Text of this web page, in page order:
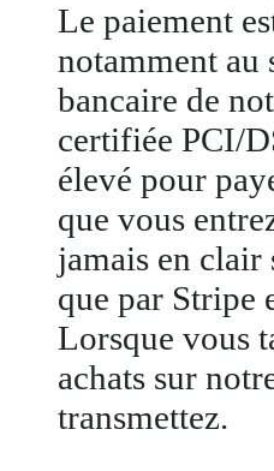
Le paiement
notamment au
bancaire de
certifiée PCI/
élevé pour
que vous
jamais en clair
que par Stripe
Lorsque vous
achats sur
transmettez.